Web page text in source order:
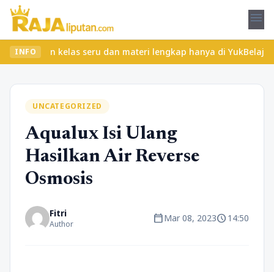
menu
INFOkelas seru dan materi lengkap hanya di
UNCATEGORIZED
Aqualux Isi Ulang
Hasilkan Air Reverse
Osmosis
Fitri
Author calendar_todayMar 08, 2023schedule14:50